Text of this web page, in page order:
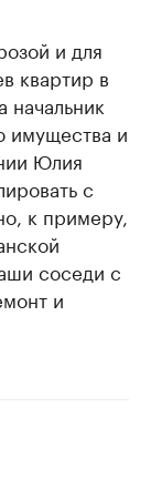
и для
квартир в
начальник
имущества и
Юлия
с
к примеру,
соседи с
и